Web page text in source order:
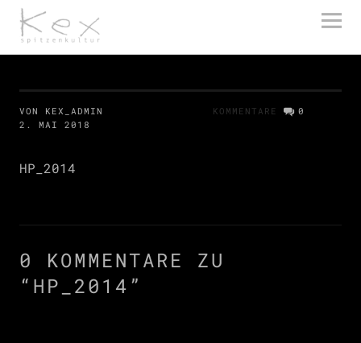
kex spitzenkultur
VON KEX_ADMIN
2. MAI 2018
KOMMENTARE 0
HP_2014
0 KOMMENTARE ZU
“ HP_2014”